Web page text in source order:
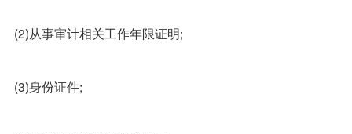
(2)从事审计相关工作年限证明;
(3)身份证件;